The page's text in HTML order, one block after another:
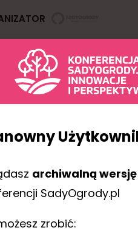
PRELEGENCI
archiwalną wersję
SadyOgrody.pl
zrobić: